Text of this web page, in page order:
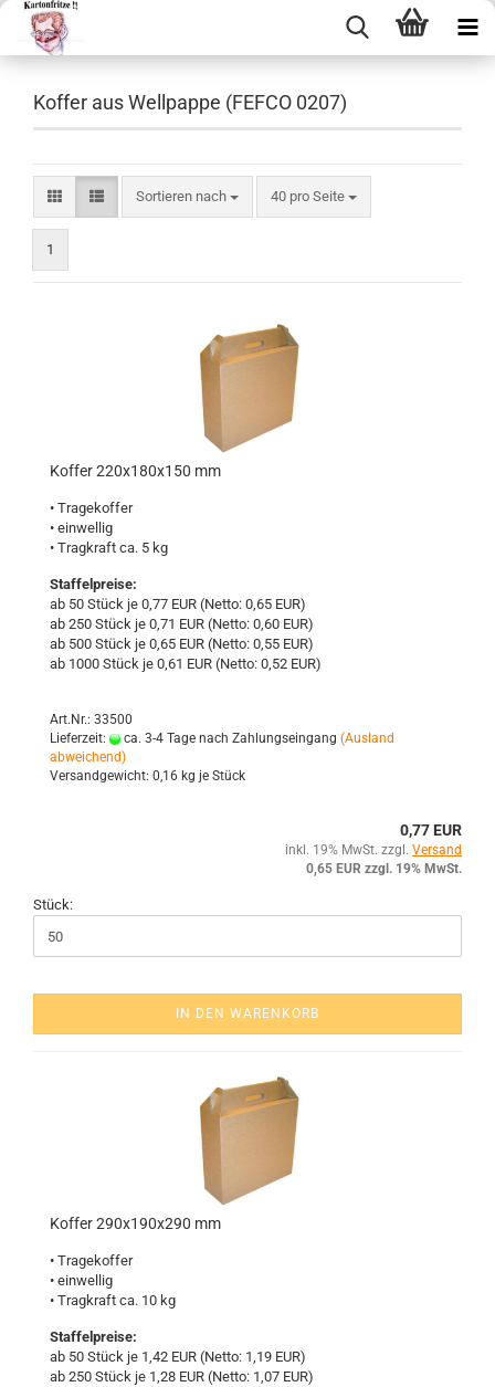
Koffer aus Wellpappe (FEFCO 0207)
Sortieren nach 40 pro Seite
1
Kof­fer 220x180x150 mm
• Tra­ge­kof­fer
• ein­wel­lig
• Trag­kraft ca. 5 kg
Staffelpreise:
ab 50 Stück je 0,77 EUR (Netto: 0,65 EUR)
ab 250 Stück je 0,71 EUR (Netto: 0,60 EUR)
ab 500 Stück je 0,65 EUR (Netto: 0,55 EUR)
ab 1000 Stück je 0,61 EUR (Netto: 0,52 EUR)
Art.Nr.: 33500
Lieferzeit:
ca. 3-4 Tage nach Zahlungseingang (Ausland
abweichend)
Versandgewicht: 0,16 kg je Stück
0,77 EUR
inkl. 19% MwSt. zzgl. Versand
0,65 EUR zzgl. 19% MwSt.
Stück:
IN DEN WARENKORB
Kof­fer 290x190x290 mm
• Tra­ge­kof­fer
• ein­wel­lig
• Trag­kraft ca. 10 kg
Staffelpreise:
ab 50 Stück je 1,42 EUR (Netto: 1,19 EUR)
ab 250 Stück je 1,28 EUR (Netto: 1,07 EUR)